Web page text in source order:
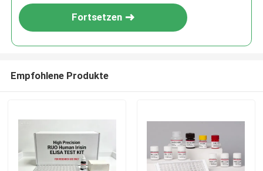
Fortsetzen
Empfohlene Produkte